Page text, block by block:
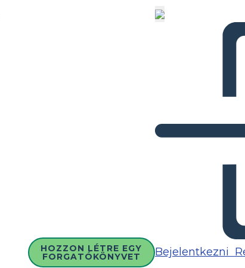
HOZZON LÉTRE EGY
FORGATÓKÖNYVET Bejelentkezni